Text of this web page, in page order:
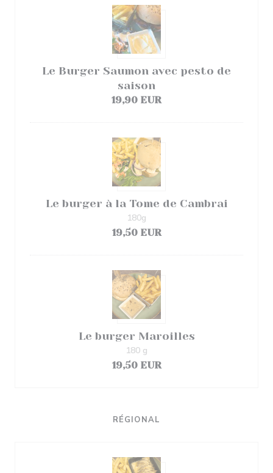
Le Burger Saumon avec pesto de
saison
19,90 EUR
Le burger à la Tome de Cambrai
19,50 EUR
180g
Le burger Maroilles
19,50 EUR
180 g
RÉGIONAL